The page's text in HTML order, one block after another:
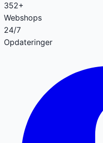
352+
Webshops
24/7
Opdateringer